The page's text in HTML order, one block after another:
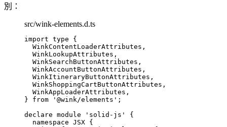
別：
src/wink-elements.d.ts
import type {
WinkContentLoaderAttributes,
WinkLookupAttributes,
WinkSearchButtonAttributes,
WinkAccountButtonAttributes,
WinkItineraryButtonAttributes,
WinkShoppingCartButtonAttributes,
WinkAppLoaderAttributes,
} from ' @wink/elements ' ;
declare module ' solid-js '
{
namespace JSX {